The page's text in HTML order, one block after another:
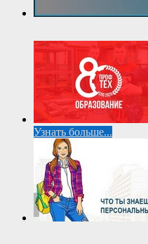
Узнать больше...